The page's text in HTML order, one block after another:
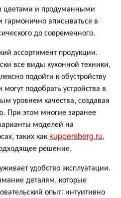
и продуманными
гармонично вписываться в
до современного.
ассортимент продукции.
все виды кухонной техники,
подойти к обустройству
подобрать устройства в
уровнем качества, создавая
При этом многие заранее
моделей на
таких как kuppersberg.ru,
решение.
удобство эксплуатации.
деталям, которые
опыт: интуитивно